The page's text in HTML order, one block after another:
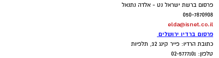
פרסום ברשת ישראל נט - אלדה נתנאל
050-7870908
elda@isnet.co.il
פרסום ברדיו ירושלים
כתובת הרדיו: פייר קינג 32, תלפיות
טלפון: 02-5777101